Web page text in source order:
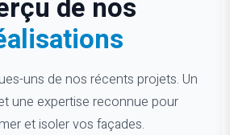
de nos
uns de nos récents projets. Un
une expertise reconnue pour
et isoler vos façades.